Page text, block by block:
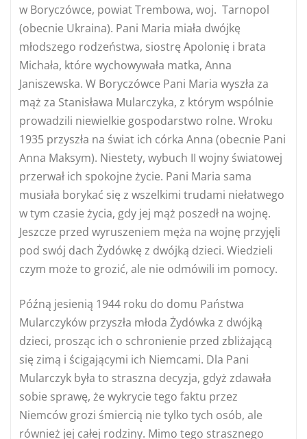
w Boryczówce, powiat Trembowa, woj. Tarnopol
(obecnie Ukraina). Pani Maria miała dwójkę
młodszego rodzeństwa, siostrę Apolonię i brata
Michała, które wychowywała matka, Anna
Janiszewska. W Boryczówce Pani Maria wyszła za
mąż za Stanisława Mularczyka, z którym wspólnie
prowadzili niewielkie gospodarstwo rolne. Wroku
1935 przyszła na świat ich córka Anna (obecnie Pani
Anna Maksym). Niestety, wybuch II wojny światowej
przerwał ich spokojne życie. Pani Maria sama
musiała borykać się z wszelkimi trudami niełatwego
w tym czasie życia, gdy jej mąż poszedł na wojnę.
Jeszcze przed wyruszeniem męża na wojnę przyjęli
pod swój dach Żydówkę z dwójką dzieci. Wiedzieli
czym może to grozić, ale nie odmówili im pomocy.
Późną jesienią 1944 roku do domu Państwa
Mularczyków przyszła młoda Żydówka z dwójką
dzieci, prosząc ich o schronienie przed zbliżającą
się zimą i ścigającymi ich Niemcami. Dla Pani
Mularczyk była to straszna decyzja, gdyż zdawała
sobie sprawę, że wykrycie tego faktu przez
Niemców grozi śmiercią nie tylko tych osób, ale
również jej całej rodziny. Mimo tego strasznego